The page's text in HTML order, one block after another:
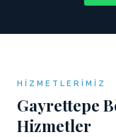
HIZMETLERIMIZ
Gayrettepe
Hizmetler